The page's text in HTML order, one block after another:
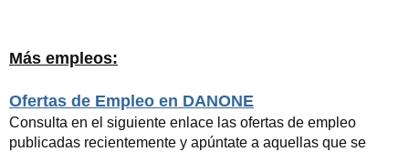
Más empleos:
Ofertas de Empleo en DANONE
Consulta en el siguiente enlace las ofertas de empleo
publicadas recientemente y apúntate a aquellas que se